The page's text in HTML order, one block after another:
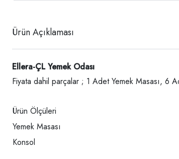
Ürün Açıklaması
Ellera-ÇL Yemek Odası
Fiyata dahil parçalar ; 1 Adet Yemek Masası, 6
Ürün Ölçüleri
Yemek Masası
Konsol